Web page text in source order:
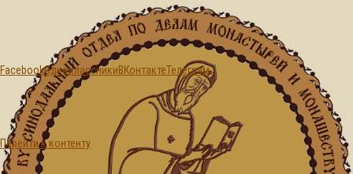
FacebookОдноклассникиВКонтактеТелеграм
Перейти к контенту